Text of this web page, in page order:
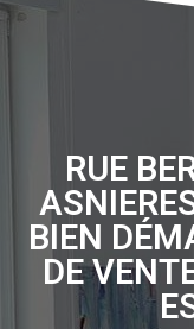
RUE
BIEN
DE